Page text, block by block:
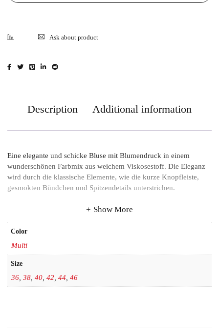
Ask about product
Description Additional information
Eine elegante und schicke Bluse mit Blumendruck in einem
wunderschönen Farbmix aus weichem Viskosestoff. Die Eleganz
wird durch die klassische Elemente, wie die kurze Knopfleiste,
gesmokten Bündchen und Spitzendetails unterstrichen.
Show More
Color
Multi
Size
36, 38, 40, 42, 44 46